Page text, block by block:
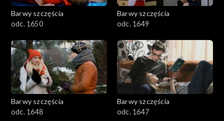
Barwy szczęścia
odc. 1650
Barwy szczęścia
odc. 1649
Barwy szczęścia
odc. 1648
Barwy szczęścia
odc. 1647